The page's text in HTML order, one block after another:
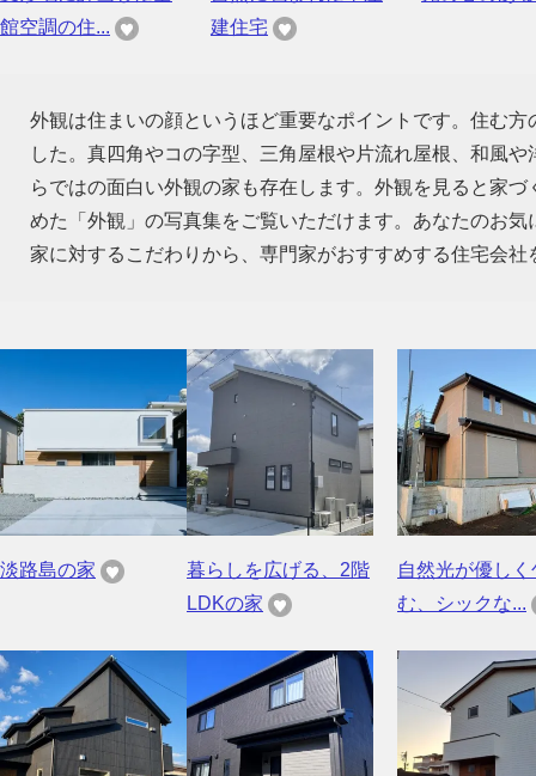
館空調の住...
建住宅
外観は住まいの顔というほど重要なポイントです。住む
した。真四角やコの字型、三角屋根や片流れ屋根、和風
らではの面白い外観の家も存在します。外観を見ると家
めた「外観」の写真集をご覧いただけます。あなたのお
家に対するこだわりから、専門家がおすすめする住宅会社
淡路島の家
暮らしを広げる、2階
LDKの家
自然光が優しく
む、シックな...